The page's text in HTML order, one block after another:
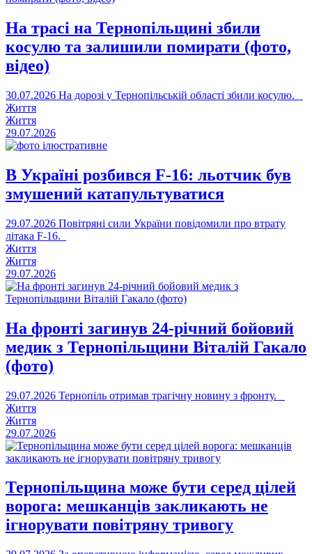
На трасі на Тернопільщині збили
косулю та залишили помирати (фото,
відео)
30.07.2026 На дорозі у Тернопільській області збили косулю.
Життя
Життя
29.07.2026
В Україні розбився F-16: льотчик був
змушений катапультуватися
29.07.2026 Повітряні сили України повідомили про втрату
літака F-16.
Життя
Життя
29.07.2026
На фронті загинув 24-річний бойовий
медик з Тернопільщини Віталій Гакало
(фото)
29.07.2026 Тернопіль отримав трагічну новину з фронту.
Життя
Життя
29.07.2026
Тернопільщина може бути серед цілей
ворога: мешканців закликають не
ігнорувати повітряну тривогу